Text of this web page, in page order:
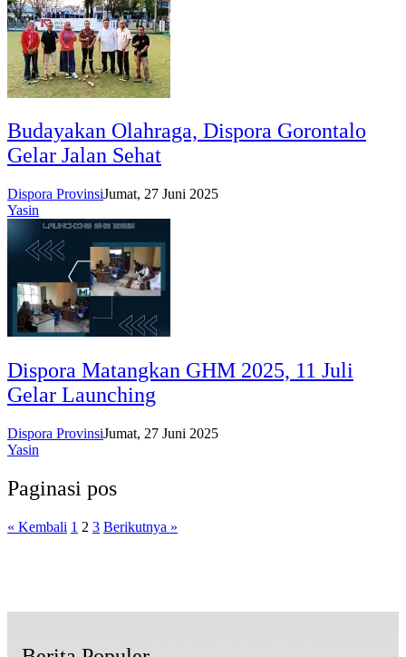
Budayakan Olahraga, Dispora Gorontalo
Gelar Jalan Sehat
Dispora ProvinsiJumat, 27 Juni 2025
Yasin
Dispora Matangkan GHM 2025, 11 Juli
Gelar Launching
Dispora ProvinsiJumat, 27 Juni 2025
Yasin
Paginasi pos
« Kembali 1 2 3 Berikutnya »